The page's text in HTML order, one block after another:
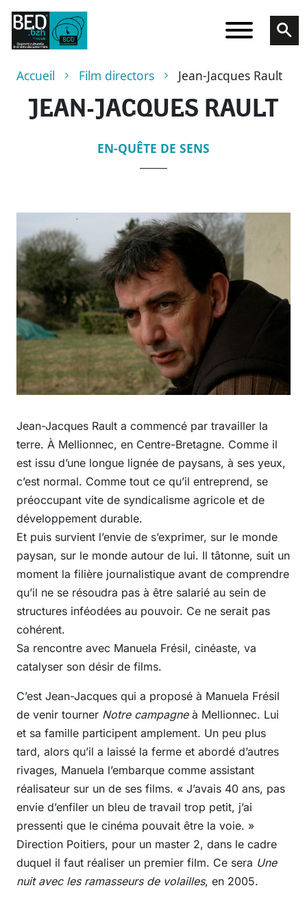
Skip to main content
Breadcrumb
Accueil Film directors Jean-Jacques Rault
JEAN-JACQUES RAULT
EN-QUÊTE DE SENS
Jean-Jacques Rault a commencé par travailler la
terre. À Mellionnec, en Centre-Bretagne. Comme il
est issu d’une longue lignée de paysans, à ses yeux,
c’est normal. Comme tout ce qu’il entreprend, se
préoccupant vite de syndicalisme agricole et de
développement durable.
Et puis survient l’envie de s’exprimer, sur le monde
paysan, sur le monde autour de lui. Il tâtonne, suit un
moment la filière journalistique avant de comprendre
qu’il ne se résoudra pas à être salarié au sein de
structures inféodées au pouvoir. Ce ne serait pas
cohérent.
Sa rencontre avec Manuela Frésil, cinéaste, va
catalyser son désir de films.
C’est Jean-Jacques qui a proposé à Manuela Frésil
de venir tourner Notre campagneà Mellionnec. Lui
et sa famille participent amplement. Un peu plus
tard, alors qu’il a laissé la ferme et abordé d’autres
rivages, Manuela l’embarque comme assistant
réalisateur sur un de ses films. « J’avais 40 ans, pas
envie d’enfiler un bleu de travail trop petit, j’ai
pressenti que le cinéma pouvait être la voie. »
Direction Poitiers, pour un master 2, dans le cadre
duquel il faut réaliser un premier film. Ce sera Une
nuit avec les ramasseurs de volailles, en 2005.